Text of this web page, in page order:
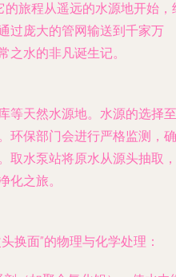
的旅程从遥远的水源地开始，
过庞大的管网输送到千家万
之水的非凡诞生记。
等天然水源地。水源的选择至
环保部门会进行严格监测，确
取水泵站将原水从源头抽取，
化之旅。
换面”的物理与化学处理：